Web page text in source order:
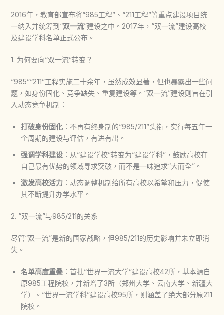
2016年，教育部宣布将“985工程”、“211工程”等重点建设项目统
一纳入并统筹到“双一流”建设之中。2017年，“双一流”建设高校
及建设学科名单正式公布。
1. 为何要向“双一流”转变？
“985”“211”工程实施二十余年，虽然成效显著，但也暴露出一些问
题，如身份固化、竞争缺失、重复建设等。“双一流”建设则旨在引
入动态竞争机制：
打破身份固化：不再有终身制的“985/211”头衔，实行每五年一
个周期的建设与评估，有进有出。
强调学科建设：从“建设学校”转变为“建设学科”，鼓励高校在
自己最有优势的领域寻求突破，而不是一味追求“大而全”。
激发高校活力：动态调整机制给所有高校以希望和压力，促使
其不断提升办学水平。
2. “双一流”与985/211的关系
尽管“双一流”是新的国家战略，但985/211的历史影响并未立即消
失。
名单高度重叠：首批“世界一流大学”建设高校42所，基本源自
原985工程院校，并新增了3所（郑州大学、云南大学、新疆大
学）。“世界一流学科”建设高校95所，则涵盖了绝大部分原211
院校。